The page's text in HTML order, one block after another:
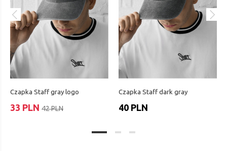
Czapka Staff gray logo
33 PLN 42 PLN
Czapka Staff dark gray
40 PLN